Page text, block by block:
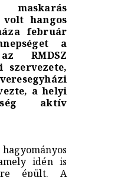
maskarás
hangos
február
a
RMDSZ
szervezete,
a helyi
aktív
idén is
épült. A